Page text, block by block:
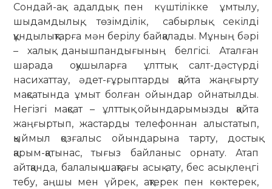
Сондай-ақ адалдық пен күштілікке ұмтылу,
шыдамдылық, төзімділік, сабырлық секілді
құндылықтарға мән берілу байқалады. Мұның бәрі
– халық данышпандығының белгісі. Аталған
шарада оқушыларға ұлттық салт-дәстүрді
насихаттау, әдет-ғұрыптарды қайта жаңғырту
мақсатында ұмыт болған ойындар ойнатылды.
Негізгі мақсат – ұлттық ойындарымызды қайта
жаңғыртып, жастарды телефоннан алыстатып,
қыймыл қозғалыс ойындарына тарту, достық
қарым-қатынас, тығыз байланыс орнату. Атап
айтқанда, балалық шақтағы асық ату, бес асық, леңгі
тебу, аңшы мен үйрек, ақтерек пен көктерек,